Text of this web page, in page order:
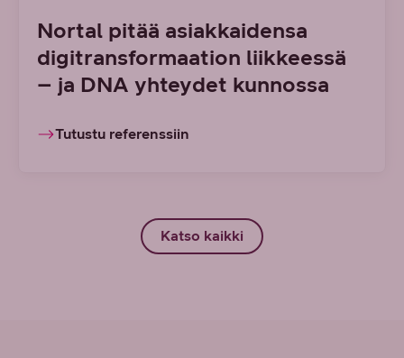
Nortal pitää asiakkaidensa
digitransformaation liikkeessä
– ja DNA yhteydet kunnossa
Tutustu referenssiin
Katso kaikki